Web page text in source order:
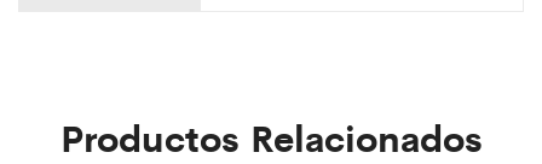
Productos Relacionados